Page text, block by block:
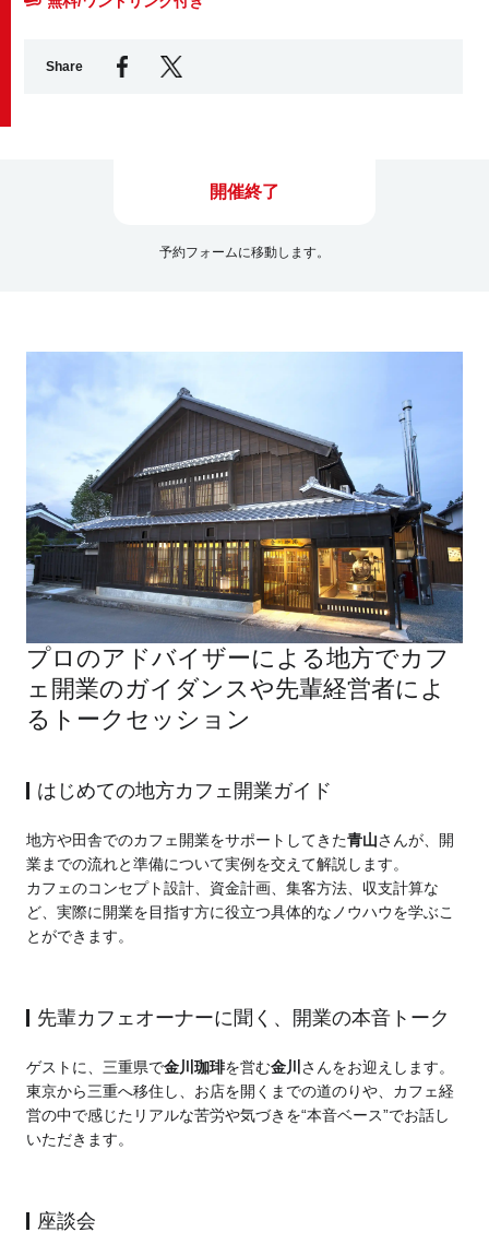
Share
開催終了
予約フォームに移動します。
プロのアドバイザーによる地方でカフ
ェ開業のガイダンスや先輩経営者によ
るトークセッション
はじめての地方カフェ開業ガイド
地方や田舎でのカフェ開業をサポートしてきた青山さんが、開
業までの流れと準備について実例を交えて解説します。
カフェのコンセプト設計、資金計画、集客方法、収支計算な
ど、実際に開業を目指す方に役立つ具体的なノウハウを学ぶこ
とができます。
先輩カフェオーナーに聞く、開業の本音トーク
ゲストに、三重県で金川珈琲を営む金川 さんをお迎えします。
東京から三重へ移住し、お店を開くまでの道のりや、カフェ経
営の中で感じたリアルな苦労や気づきを“本音ベース”でお話し
いただきます。
座談会